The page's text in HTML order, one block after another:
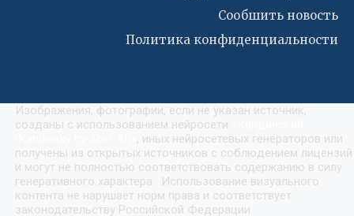
Сообшить новость
Политика конфиденциальности
Изображения, фотографии, если не указан источник,
созданы с использованием нейросети
, иных нейросетевых генераторов или
получены из открытых источников с соблюдением лицензий
и могут не полностью соответствовать содержанию в силу
генеративного характера. Использование визуального
контента не нарушает норм права и соответствует
законодательству Российской Федерации.